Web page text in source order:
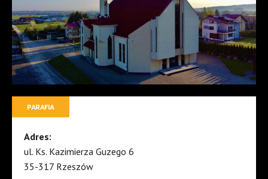
PARAFIA
Adres:
ul. Ks. Kazimierza Guzego 6
35-317 Rzeszów